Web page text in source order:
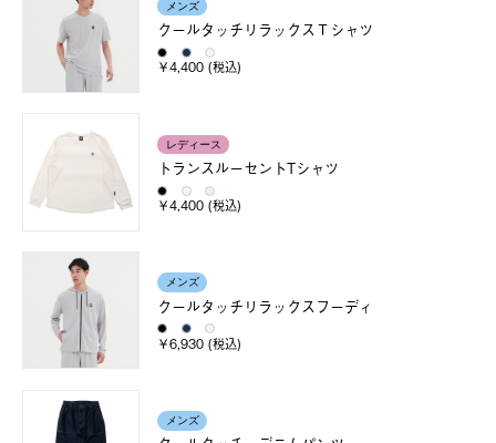
メンズ
クールタッチリラックスＴシャツ
￥4,400 (税込)
レディース
トランスルーセントTシャツ
￥4,400 (税込)
メンズ
クールタッチリラックスフーディ
￥6,930 (税込)
メンズ